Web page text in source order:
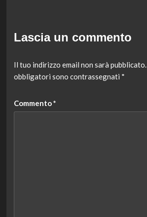
Lascia un commento
Il tuo indirizzo email non sarà pubblicato.
obbligatori sono contrassegnati *
Commento*